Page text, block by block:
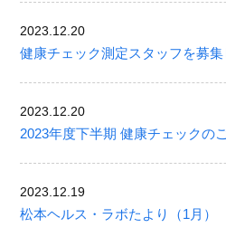
2023.12.20
健康チェック測定スタッフを募集
2023.12.20
2023年度下半期 健康チェックの
2023.12.19
松本ヘルス・ラボたより（1月）